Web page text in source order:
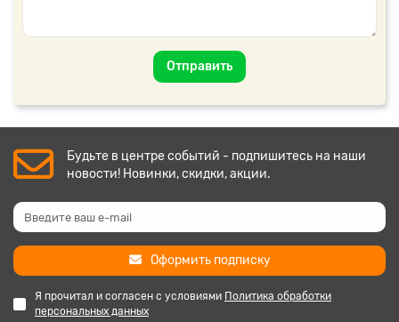
Отправить
Будьте в центре событий - подпишитесь на наши
новости! Новинки, скидки, акции.
Оформить подписку
Я прочитал и согласен с условиями Политика обработки
персональных данных